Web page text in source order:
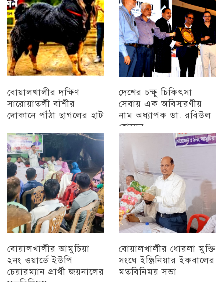
চট্টগ্রাম
বোয়ালখালীর দক্ষিণ
সারোয়াতলী বাঁশীর
দোকানে পাঁঠা ছাগলের হাট
দেশের চক্ষু চিকিৎসা
সেবায় এক অবিস্মরণীয়
নাম অধ্যাপক ডা. রবিউল
হোসেন
বোয়ালখালীর আমুচিয়া
২নং ওয়ার্ডে ইউপি
চেয়ারম্যান প্রার্থী জয়নালের
বোয়ালখালীর ধোরলা মুক্তি
সংঘে ইঞ্জিনিয়ার ইকবালের
মতবিনিময় সভা